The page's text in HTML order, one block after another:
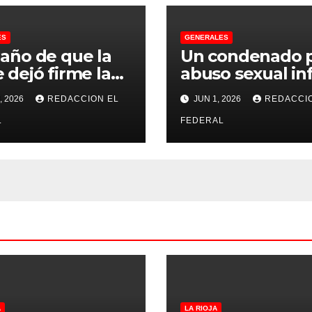
de que la
dejó firme la
la Justicia
pudo
ni un
CFK
2026 REDACCION EL
GENERALES
Un condenado
abuso sexual
se recibió de
psicopedagogo
dentro del
Penitenciario
JUN 1, 2026
FEDERAL
LA RIOJA